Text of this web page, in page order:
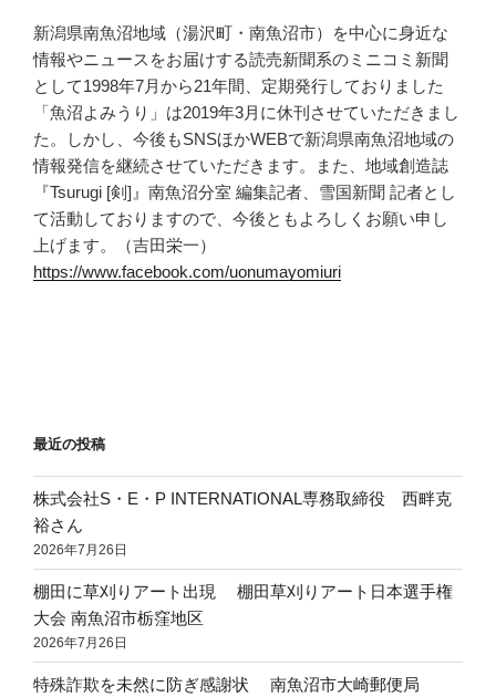
新潟県南魚沼地域（湯沢町・南魚沼市）を中心に身近な
情報やニュースをお届けする読売新聞系のミニコミ新聞
として1998年7月から21年間、定期発行しておりました
「魚沼よみうり」は2019年3月に休刊させていただきまし
た。しかし、今後もSNSほかWEBで新潟県南魚沼地域の
情報発信を継続させていただきます。また、地域創造誌
『Tsurugi [剣]』南魚沼分室 編集記者、雪国新聞 記者とし
て活動しておりますので、今後ともよろしくお願い申し
上げます。（吉田栄一）
https://www.facebook.com/uonumayomiuri
最近の投稿
株式会社S・E・P INTERNATIONAL専務取締役 西畔克
裕さん
2026年7月26日
棚田に草刈りアート出現 棚田草刈りアート日本選手権
大会 南魚沼市栃窪地区
2026年7月26日
特殊詐欺を未然に防ぎ感謝状 南魚沼市大崎郵便局